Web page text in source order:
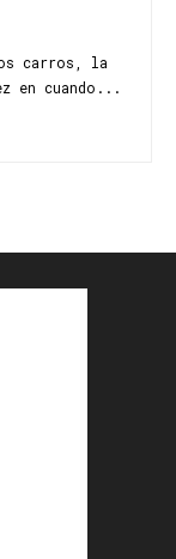
carros, la
en cuando...